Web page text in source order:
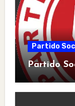
Partido
Partido